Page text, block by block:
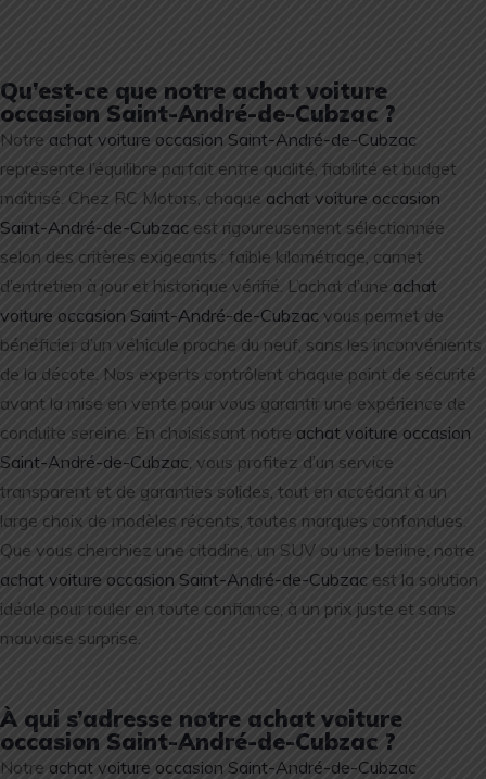
Qu’est-ce que notre achat voiture
occasion Saint-André-de-Cubzac ?
Notre achat voiture occasion Saint-André-de-Cubzac
représente l’équilibre parfait entre qualité, fiabilité et budget
maîtrisé. Chez RC Motors, chaque achat voiture occasion
Saint-André-de-Cubzac est rigoureusement sélectionnée
selon des critères exigeants : faible kilométrage, carnet
d’entretien à jour et historique vérifié. L’achat d’une achat
voiture occasion Saint-André-de-Cubzac vous permet de
bénéficier d’un véhicule proche du neuf, sans les inconvénients
de la décote. Nos experts contrôlent chaque point de sécurité
avant la mise en vente pour vous garantir une expérience de
conduite sereine. En choisissant notre achat voiture occasion
Saint-André-de-Cubzac , vous profitez d’un service
transparent et de garanties solides, tout en accédant à un
large choix de modèles récents, toutes marques confondues.
Que vous cherchiez une citadine, un SUV ou une berline, notre
achat voiture occasion Saint-André-de-Cubzac est la solution
idéale pour rouler en toute confiance, à un prix juste et sans
mauvaise surprise.
À qui s’adresse notre achat voiture
occasion Saint-André-de-Cubzac ?
Notre achat voiture occasion Saint-André-de-Cubzac